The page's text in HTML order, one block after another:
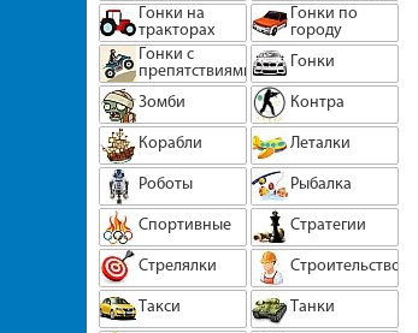
Гонки на
тракторах
Гонки по
городу
Гонки с
препятствиями
Гонки
Зомби
Контра
Корабли
Леталки
Роботы
Рыбалка
Спортивные
Стратегии
Стрелялки
Строительство
Такси
Танки